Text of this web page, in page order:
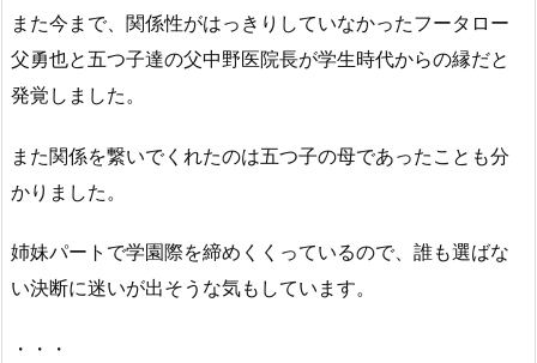
また今まで、関係性がはっきりしていなかったフータロー
父勇也と五つ子達の父中野医院長が学生時代からの縁だと
発覚しました。
また関係を繋いでくれたのは五つ子の母であったことも分
かりました。
姉妹パートで学園際を締めくくっているので、誰も選ばな
い決断に迷いが出そうな気もしています。
・・・